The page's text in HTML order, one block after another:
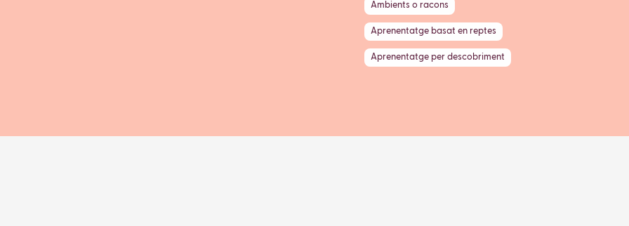
Ambients o racons
Aprenentatge basat en reptes
Aprenentatge per descobriment